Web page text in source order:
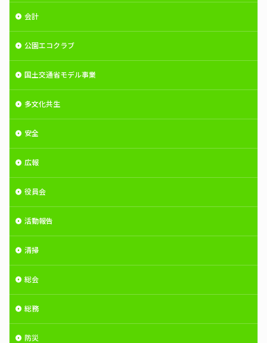
会計
公園エコクラブ
国土交通省モデル事業
多文化共生
安全
広報
役員会
活動報告
清掃
総会
総務
防災